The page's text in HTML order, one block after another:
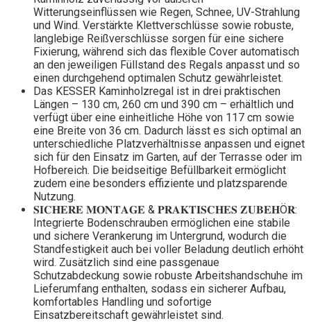
Witterungseinflüssen wie Regen, Schnee, UV-Strahlung
und Wind. Verstärkte Klettverschlüsse sowie robuste,
langlebige Reißverschlüsse sorgen für eine sichere
Fixierung, während sich das flexible Cover automatisch
an den jeweiligen Füllstand des Regals anpasst und so
einen durchgehend optimalen Schutz gewährleistet.
Das KESSER Kaminholzregal ist in drei praktischen
Längen – 130 cm, 260 cm und 390 cm – erhältlich und
verfügt über eine einheitliche Höhe von 117 cm sowie
eine Breite von 36 cm. Dadurch lässt es sich optimal an
unterschiedliche Platzverhältnisse anpassen und eignet
sich für den Einsatz im Garten, auf der Terrasse oder im
Hofbereich. Die beidseitige Befüllbarkeit ermöglicht
zudem eine besonders effiziente und platzsparende
Nutzung.
𝐒𝐈𝐂𝐇𝐄𝐑𝐄 𝐌𝐎𝐍𝐓𝐀𝐆𝐄 & 𝐏𝐑𝐀𝐊𝐓𝐈𝐒𝐂𝐇𝐄𝐒 𝐙𝐔𝐁𝐄𝐇Ö𝐑:
Integrierte Bodenschrauben ermöglichen eine stabile
und sichere Verankerung im Untergrund, wodurch die
Standfestigkeit auch bei voller Beladung deutlich erhöht
wird. Zusätzlich sind eine passgenaue
Schutzabdeckung sowie robuste Arbeitshandschuhe im
Lieferumfang enthalten, sodass ein sicherer Aufbau,
komfortables Handling und sofortige
Einsatzbereitschaft gewährleistet sind.